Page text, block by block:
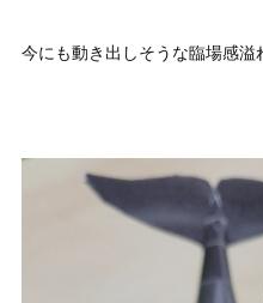
今にも動き出しそうな臨場感溢